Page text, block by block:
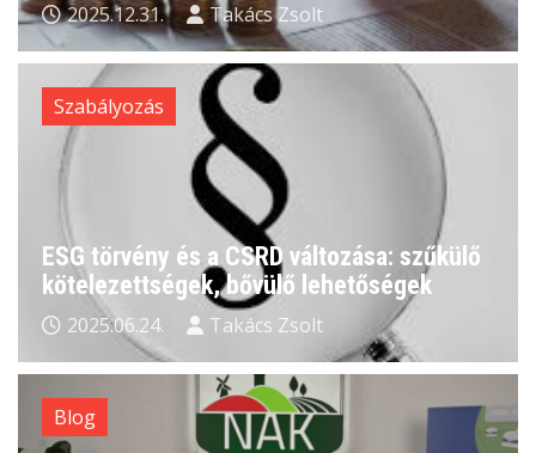
2025.12.31. Takács Zsolt
Szabályozás
ESG törvény és a CSRD változása: szűkülő
kötelezettségek, bővülő lehetőségek
2025.06.24. Takács Zsolt
Blog